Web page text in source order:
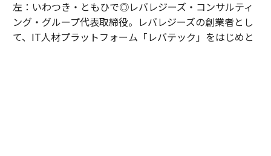
左：いわつき・ともひで◎レバレジーズ・コンサルティ
ング・グループ代表取締役。レバレジーズの創業者とし
て、IT人材プラットフォーム「レバテック」をはじめと